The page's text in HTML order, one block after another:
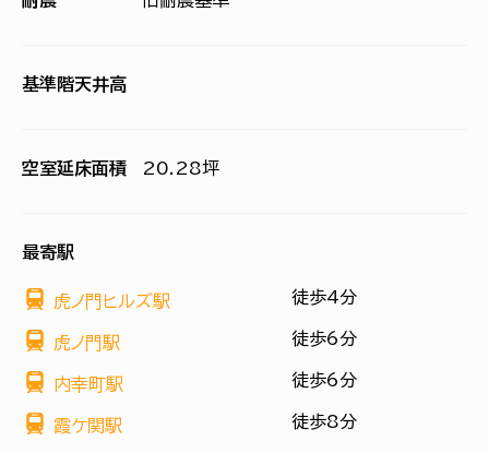
基準階天井高
空室延床面積 20.28坪
最寄駅
虎ノ門ヒルズ駅 徒歩4分
虎ノ門駅 徒歩6分
内幸町駅 徒歩6分
霞ケ関駅 徒歩8分